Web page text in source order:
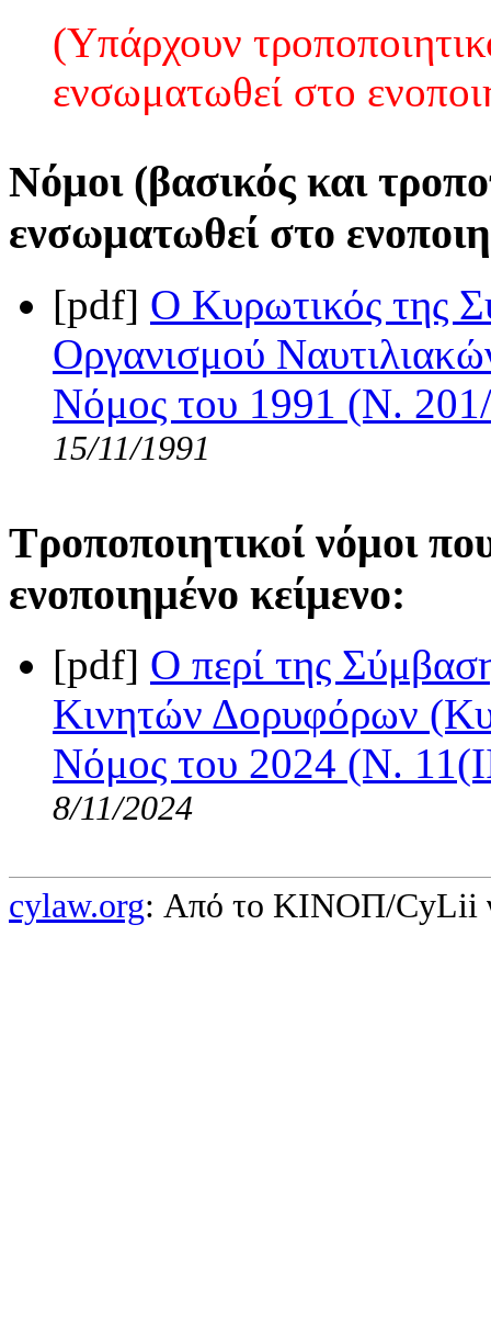
(Υπάρχουν
ενσωματωθεί στο
Νόμοι (βασικός και
ενσωματωθεί στο
[pdf] Ο Κυρωτικός της
Οργανισμού
Νόμος του 1991 (Ν.
15/11/1991
Τροποποιητικοί νόμοι
ενοποιημένο κείμενο:
[pdf] Ο περί της
Κινητών Δορυφόρων
Νόμος του 2024 (Ν.
8/11/2024
cylaw.org: Από το ΚΙΝOΠ/CyLii